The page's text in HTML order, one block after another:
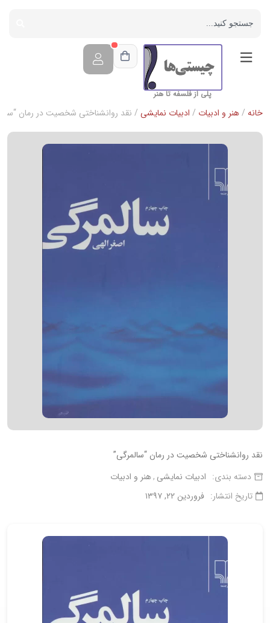
پلی از فلسفه تا هنر
خانه /هنر و ادبیات / ادبیات نمایشی / نقد روانشناختی شخصیت در رمان
نقد روانشناختی شخصیت در رمان “سالمرگی”
دسته بندی: ادبیات نمایشی هنر و ادبیات
تاریخ انتشار: فروردین ۲۲, ۱۳۹۷